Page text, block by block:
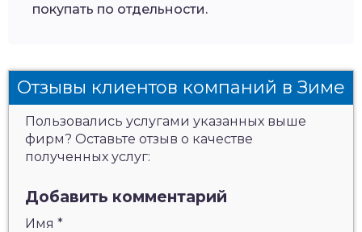
покупать по отдельности.
Отзывы клиентов компаний в Зиме
Пользовались услугами указанных выше
фирм? Оставьте отзыв о качестве
полученных услуг:
Добавить комментарий
Имя *